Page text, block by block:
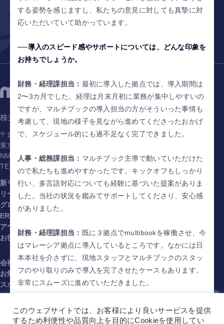
する姿勢を感じますし、私たちの意見に対しても真摯に対
応いただいていて助かっています。
導入のスピード感やサポートについては、どんな印象を
お持ちでしょうか。
財務・経理課担当： 最初に導入した拠点では、導入期間は
2〜3カ月でした。経理は月末月初に業務が集中しやすいの
ですが、マルチブックの導入担当の方がそういった事情も
考慮して、現地の様子を見ながら進めてくださったおかげ
で、スケジュール的にも過不足なく完了できました。
人事・総務課担当： マルチブック主導で動いていただけた
ので私たちも進めやすかったです。キックオフもしっかり
行い、多言語対応についても経験に基づいた提案がありま
した。当社の状況を鑑みてサポートしてくださり、安心感
がありました。
財務・経理課担当： 既に３拠点でmultibookを稼働させ、今
はマレーシア拠点に導入しているところです。なかには日
本本社を介さずに、現地スタッフとマルチブックのスタッ
フのやり取りのみで導入を完了させたケースもあります。
非常にスムーズに進めていただきました。
現在はタイ拠点への導入を検討されているそうですね。
デモリクエスト
株式会社マルチブック
〒141-0031
東京都品川区西五反田1-1-8
NMF五反田駅前ビル5階
TEL.
03-6450-2090
新リース対応
リース資産管理
グローバルクラウド
ERP
アウトソーシング
お役立ち資料
パートナー
事例
会社概要
お知らせ
スポンサー
情報セキュリティ方針
利用規約（multibook）（JA）
このウェブサイトでは、お客様により良いサービスを提供
するため利便性や品質向上を目的にCookieを使用してい